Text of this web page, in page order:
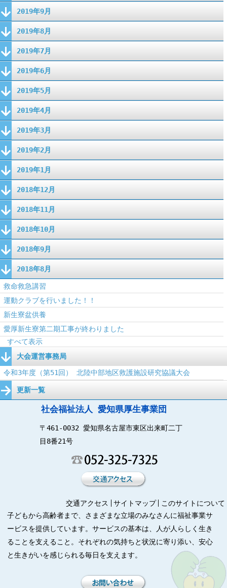
2019年9月
2019年8月
2019年7月
2019年6月
2019年5月
2019年4月
2019年3月
2019年2月
2019年1月
2018年12月
2018年11月
2018年10月
2018年9月
2018年8月
救命救急講習
運動クラブを行いました！！
新生寮盆供養
愛厚新生寮第二期工事が終わりました
すべて表示
大会運営事務局
令和3年度（第51回） 北陸中部地区救護施設研究協議大会
更新一覧
社会福祉法人 愛知県厚生事業団
〒461-0032 愛知県名古屋市東区出来町二丁
目8番21号
交通アクセス サイトマップ
このサイトについて
子どもから高齢者まで、さまざまな立場のみなさんに福祉事業サ
ービスを提供しています。サービスの基本は、人が人らしく生き
ることを支えること。それぞれの気持ちと状況に寄り添い、安心
と生きがいを感じられる毎日を支えます。